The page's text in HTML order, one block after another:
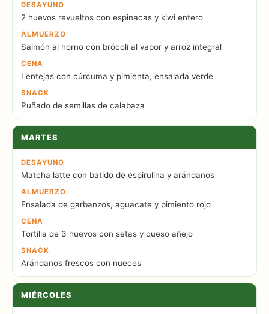
DESAYUNO
2 huevos revueltos con espinacas y kiwi entero
ALMUERZO
Salmón al horno con brócoli al vapor y arroz integral
CENA
Lentejas con cúrcuma y pimienta, ensalada verde
SNACK
Puñado de semillas de calabaza
MARTES
DESAYUNO
Matcha latte con batido de espirulina y arándanos
ALMUERZO
Ensalada de garbanzos, aguacate y pimiento rojo
CENA
Tortilla de 3 huevos con setas y queso añejo
SNACK
Arándanos frescos con nueces
MIÉRCOLES